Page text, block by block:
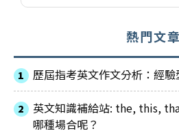
熱門文章
歷屆指考英文作文分析：經
英文知識補給站: the, this,
哪種場合呢？